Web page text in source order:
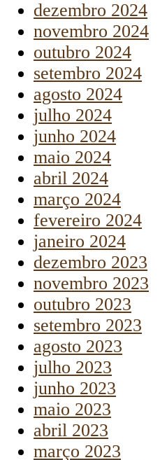
dezembro 2024
novembro 2024
outubro 2024
setembro 2024
agosto 2024
julho 2024
junho 2024
maio 2024
abril 2024
março 2024
fevereiro 2024
janeiro 2024
dezembro 2023
novembro 2023
outubro 2023
setembro 2023
agosto 2023
julho 2023
junho 2023
maio 2023
abril 2023
março 2023